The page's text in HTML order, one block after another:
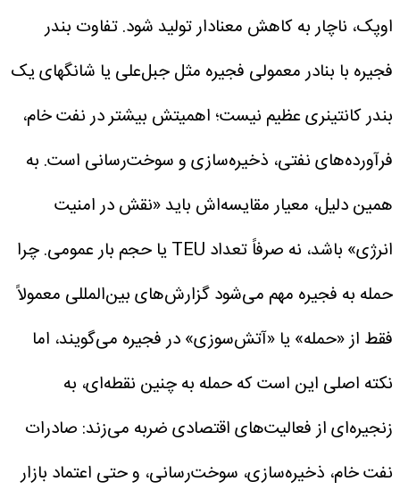
اوپک، ناچار به کاهش معنادار تولید شود.تفاوت بندر
فجیره با بنادر معمولی فجیره مثل جبل‌علی یا شانگهای یک
بندر کانتینری عظیم نیست؛ اهمیتش بیشتر در نفت خام،
فرآورده‌های نفتی، ذخیره‌سازی و سوخت‌رسانی است. به
همین دلیل، معیار مقایسه‌اش باید «نقش در امنیت
انرژی» باشد، نه صرفاً تعداد TEU یا حجم بار عمومی.
چرا
حمله به فجیره مهم می‌شودگزارش‌های بین‌المللی معمولاً
فقط از «حمله» یا «آتش‌سوزی» در فجیره می‌گویند، اما
نکته اصلی این است که حمله به چنین نقطه‌ای، به
زنجیره‌ای از فعالیت‌های اقتصادی ضربه می‌زند: صادرات
نفت خام، ذخیره‌سازی، سوخت‌رسانی، و حتی اعتماد بازار